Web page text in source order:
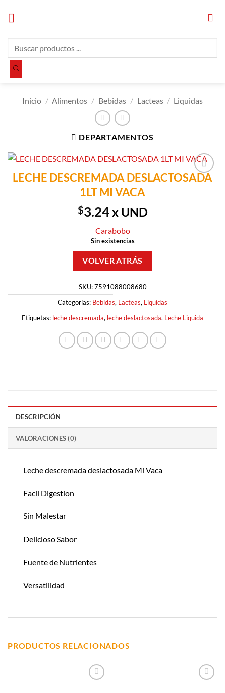
productos
Inicio / Alimentos / Bebidas / Lacteas / Liquidas
DEPARTAMENTOS
Añadir a
LECHE DESCREMADA DESLACTOSADA
1LT MI VACA
$3.24x UND
Carabobo
Sin existencias
SKU:7591088008680
Categorías: Bebidas, Lacteas, Liquidas
Etiquetas: leche descremada, leche deslactosada, Leche Liquida
DESCRIPCIÓN
VALORACIONES (0)
Leche descremada deslactosada Mi Vaca
Facil Digestion
Sin Malestar
Delicioso Sabor
Fuente de Nutrientes
Versatilidad
PRODUCTOS RELACIONADOS